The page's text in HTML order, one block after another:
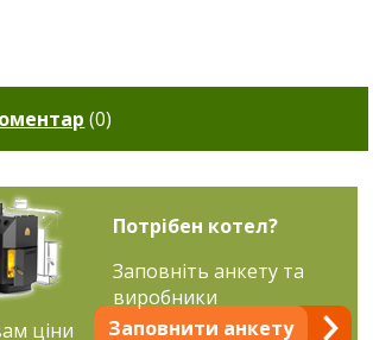
(0)
Потрібен котел?
Заповнити анкету
Заповніть анкету та
виробники
ціни